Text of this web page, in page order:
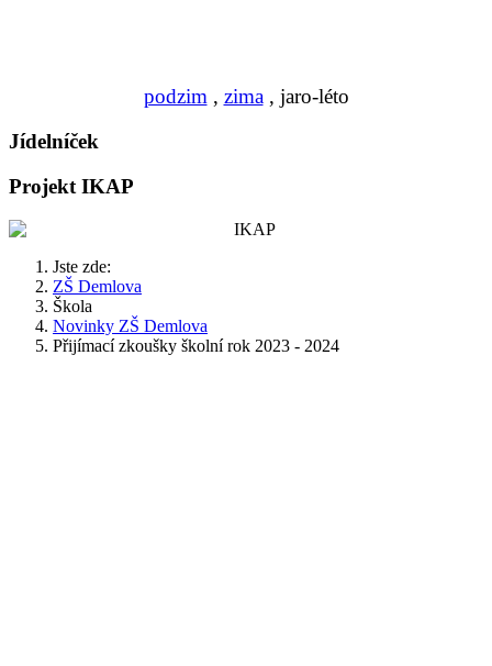
podzim, zima, jaro-léto
Jídelníček
Projekt IKAP
Jste zde:
ZŠ Demlova
Škola
Novinky ZŠ Demlova
Přijímací zkoušky školní rok 2023 - 2024